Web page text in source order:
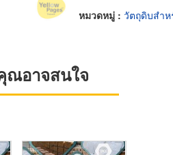
หมวดหมู่ : วัตถุดิบสำ
ณอาจสนใจ